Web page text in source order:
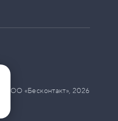
© ООО «Бесконтакт», 2026